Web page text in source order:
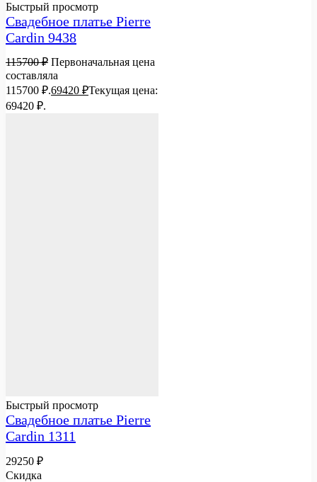
Быстрый просмотр
Свадебное платье Pierre
Cardin 9438
115700₽ Первоначальная цена
составляла
115700 ₽.69420 ₽Текущая цена:
69420 ₽.
Быстрый просмотр
Свадебное платье Pierre
Cardin 1311
29250 ₽
Скидка